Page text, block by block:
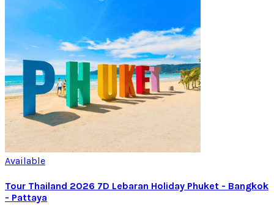
Available
Tour Thailand 2026 7D Lebaran Holiday Phuket - Bangkok
- Pattaya